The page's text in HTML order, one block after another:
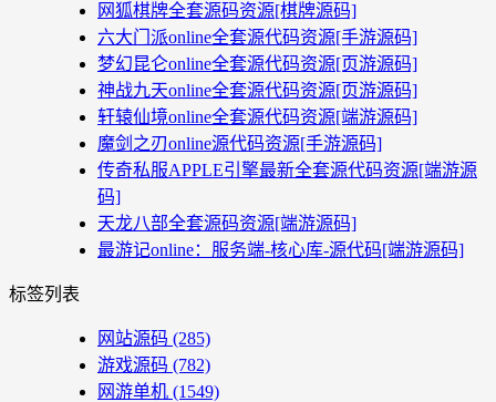
网狐棋牌全套源码资源[棋牌源码]
六大门派online全套源代码资源[手游源码]
梦幻昆仑online全套源代码资源[页游源码]
神战九天online全套源代码资源[页游源码]
轩辕仙境online全套源代码资源[端游源码]
魔剑之刃online源代码资源[手游源码]
传奇私服APPLE引擎最新全套源代码资源[端游源
码]
天龙八部全套源码资源[端游源码]
最游记online：服务端-核心库-源代码[端游源码]
标签列表
网站源码 (285)
游戏源码 (782)
网游单机 (1549)